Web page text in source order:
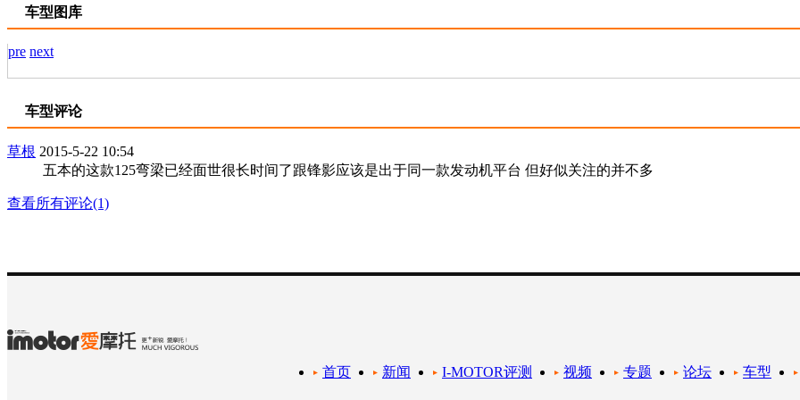
车型图库
pre next
车型评论
草根 2015-5-22 10:54
五本的这款125弯梁已经面世很长时间了跟锋影应该是出于同一款发动机平台 但好似关注的并不多
查看所有评论(1)
车型
论坛
专题
视频
I-MOTOR评测
新闻
首页